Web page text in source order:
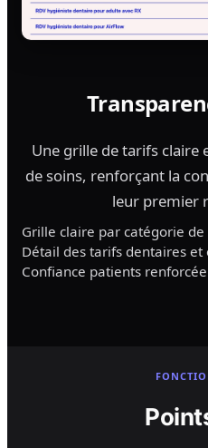
Une grille de tarifs claire
de soins, renforçant la
leur premier
Grille claire par catégorie de
Détail des tarifs dentaires
Confiance patients